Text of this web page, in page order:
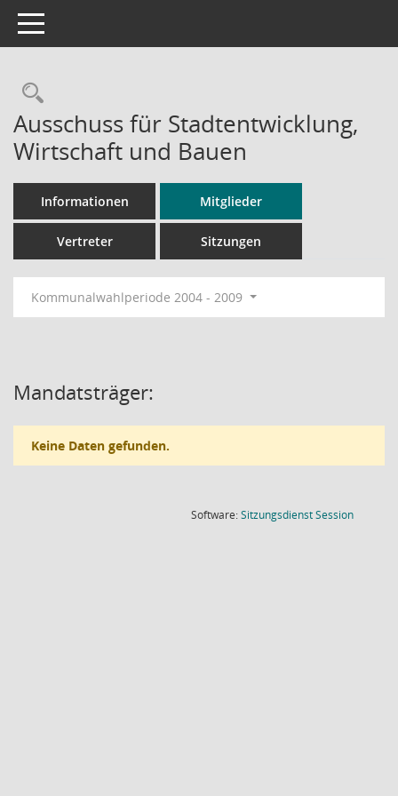
Toggle navigation
Rechercheauswahl
Ausschuss für Stadtentwicklung,
Wirtschaft und Bauen
Informationen Mitglieder
Vertreter Sitzungen
Kommunalwahlperiode 2004 - 2009
Mandatsträger:
Keine Daten gefunden.
Software:SitzungsdienstSession(Wird in